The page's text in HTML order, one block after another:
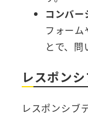
コンバ
フォー
とで、問
レスポン
レスポンシブ